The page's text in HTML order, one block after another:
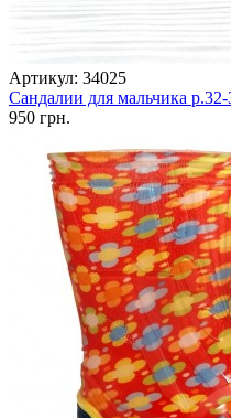
Артикул: 34025
Сандалии для мальчика
950 грн.